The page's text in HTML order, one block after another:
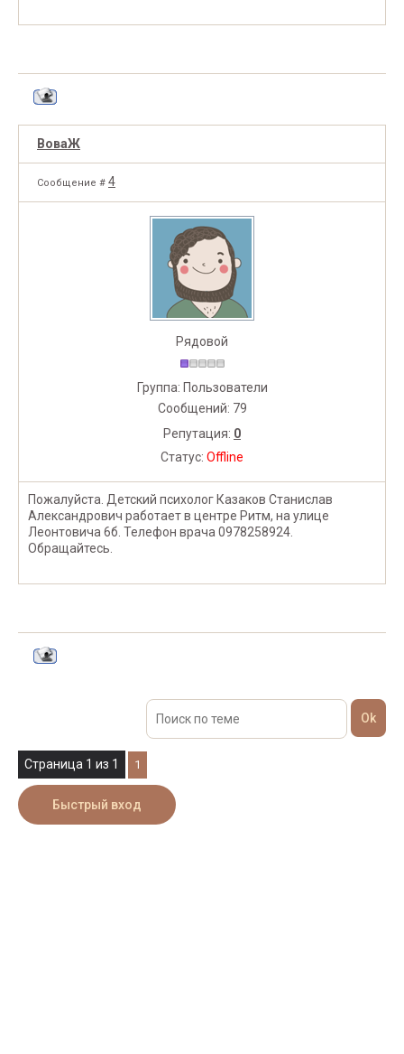
ВоваЖ
Сообщение # 4
Рядовой
Группа: Пользователи
Сообщений: 79
Репутация: 0
Статус: Offline
Пожалуйста. Детский психолог Казаков Станислав
Александрович работает в центре Ритм, на улице
Леонтовича 6б. Телефон врача 0978258924.
Обращайтесь.
Страница 1 из 1 1